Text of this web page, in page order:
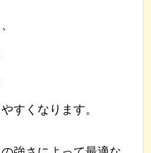
すくなります。